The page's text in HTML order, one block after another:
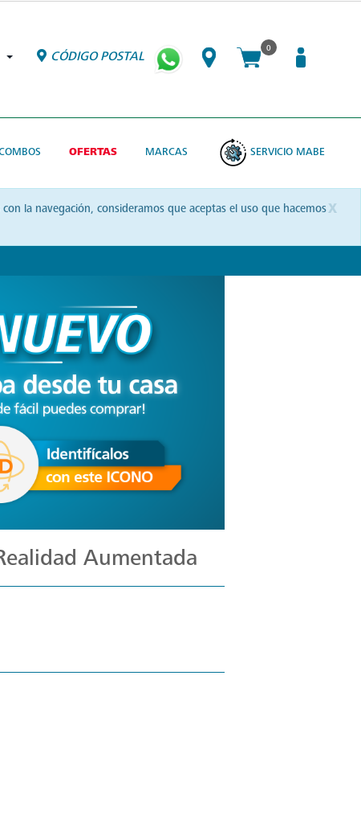
CÓDIGO POSTAL
0
OFERTAS MARCAS SERVICIO MABE
x
la navegación, consideramos que aceptas el uso que hacemos
Aumentada